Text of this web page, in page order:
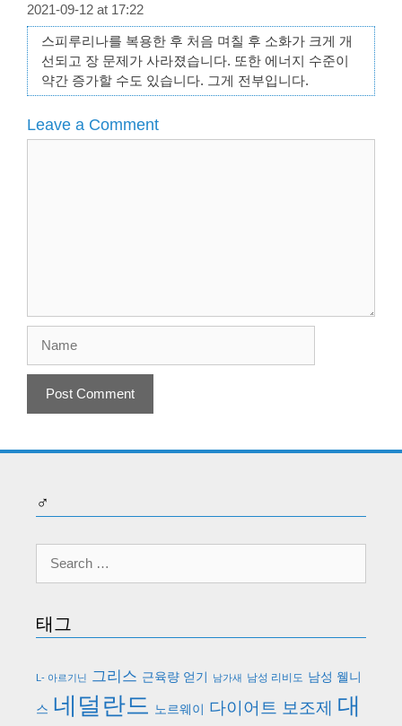
2021-09-12 at 17:22
스피루리나를 복용한 후 처음 며칠 후 소화가 크게 개
선되고 장 문제가 사라졌습니다. 또한 에너지 수준이
약간 증가할 수도 있습니다. 그게 전부입니다.
Leave a Comment
♂
Search
태그
L- 아르기닌 그리스 근육량 얻기 남가새 남성 리비도 남성 웰니
스 네덜란드 노르웨이 다이어트 보조제 대